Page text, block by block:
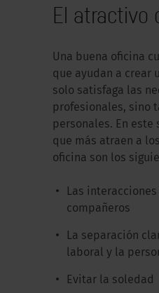
El atractivo
Una buena oficina
que ayudan a crear
solo satisfaga las
profesionales, sino
personales. En
que más atraen a
oficina son los
Las interacciones
compañeros
La separación
laboral y la
Evitar la soledad